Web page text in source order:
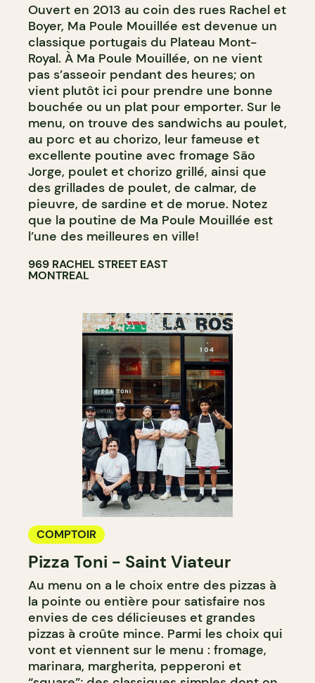
Ouvert en 2013 au coin des rues Rachel et
Boyer, Ma Poule Mouillée est devenue un
classique portugais du Plateau Mont-
Royal. À Ma Poule Mouillée, on ne vient
pas s’asseoir pendant des heures; on
vient plutôt ici pour prendre une bonne
bouchée ou un plat pour emporter. Sur le
menu, on trouve des sandwichs au poulet,
au porc et au chorizo, leur fameuse et
excellente poutine avec fromage São
Jorge, poulet et chorizo grillé, ainsi que
des grillades de poulet, de calmar, de
pieuvre, de sardine et de morue. Notez
que la poutine de Ma Poule Mouillée est
l’une des meilleures en ville!
969 RACHEL STREET EAST
MONTREAL
COMPTOIR
Pizza Toni - Saint Viateur
Au menu on a le choix entre des pizzas à
la pointe ou entière pour satisfaire nos
envies de ces délicieuses et grandes
pizzas à croûte mince. Parmi les choix qui
vont et viennent sur le menu : fromage,
marinara, margherita, pepperoni et